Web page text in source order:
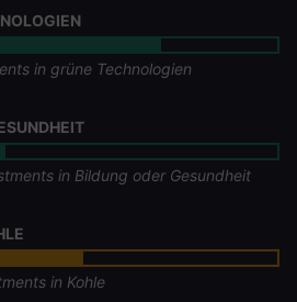
in grüne Technologien
in Bildung oder Gesundheit
in Kohle